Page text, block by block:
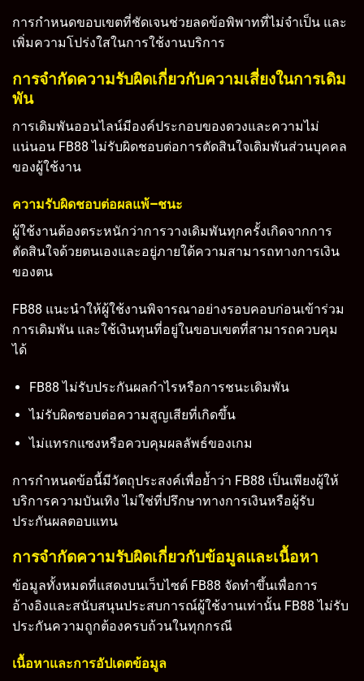
การกำหนดขอบเขตที่ชัดเจนช่วยลดข้อพิพาทที่ไม่จำเป็น และ
เพิ่มความโปร่งใสในการใช้งานบริการ
การจำกัดความรับผิดเกี่ยวกับความเสี่ยงในการเดิม
พัน
การเดิมพันออนไลน์มีองค์ประกอบของดวงและความไม่
แน่นอน FB88 ไม่รับผิดชอบต่อการตัดสินใจเดิมพันส่วนบุคคล
ของผู้ใช้งาน
ความรับผิดชอบต่อผลแพ้–ชนะ
ผู้ใช้งานต้องตระหนักว่าการวางเดิมพันทุกครั้งเกิดจากการ
ตัดสินใจด้วยตนเองและอยู่ภายใต้ความสามารถทางการเงิน
ของตน
FB88 แนะนำให้ผู้ใช้งานพิจารณาอย่างรอบคอบก่อนเข้าร่วม
การเดิมพัน และใช้เงินทุนที่อยู่ในขอบเขตที่สามารถควบคุม
ได้
FB88 ไม่รับประกันผลกำไรหรือการชนะเดิมพัน
ไม่รับผิดชอบต่อความสูญเสียที่เกิดขึ้น
ไม่แทรกแซงหรือควบคุมผลลัพธ์ของเกม
การกำหนดข้อนี้มีวัตถุประสงค์เพื่อย้ำว่า FB88 เป็นเพียงผู้ให้
บริการความบันเทิง ไม่ใช่ที่ปรึกษาทางการเงินหรือผู้รับ
ประกันผลตอบแทน
การจำกัดความรับผิดเกี่ยวกับข้อมูลและเนื้อหา
ข้อมูลทั้งหมดที่แสดงบนเว็บไซต์ FB88 จัดทำขึ้นเพื่อการ
อ้างอิงและสนับสนุนประสบการณ์ผู้ใช้งานเท่านั้น FB88 ไม่รับ
ประกันความถูกต้องครบถ้วนในทุกกรณี
เนื้อหาและการอัปเดตข้อมูล